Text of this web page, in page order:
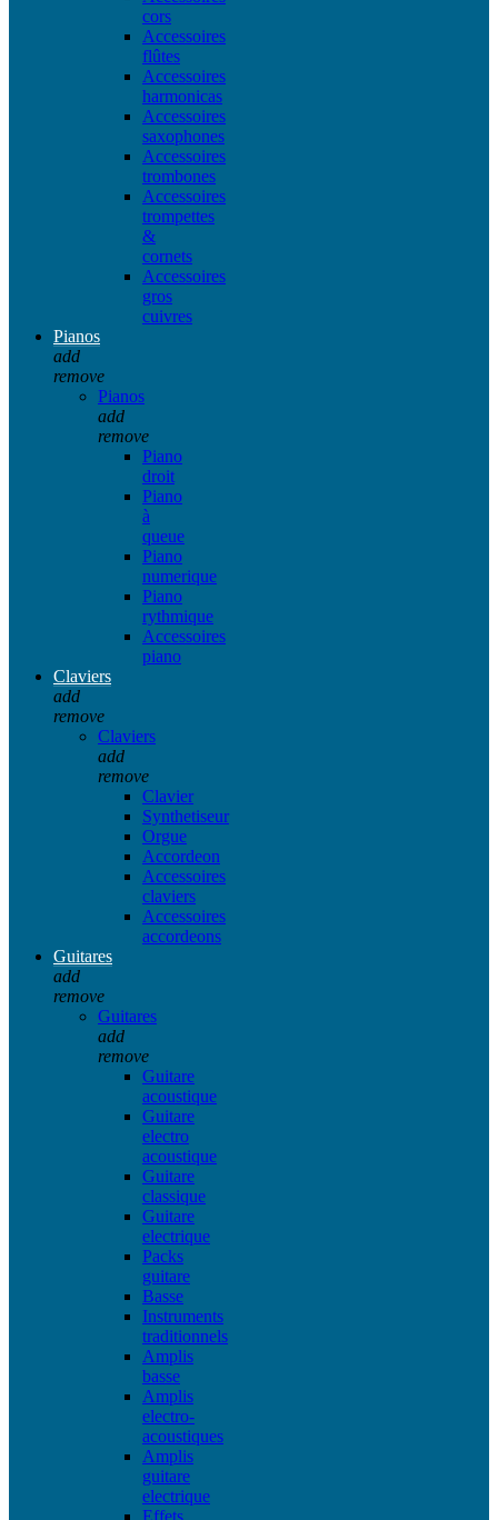
cors
Accessoires
flûtes
Accessoires
harmonicas
Accessoires
saxophones
Accessoires
trombones
Accessoires
trompettes
&
cornets
Accessoires
gros
cuivres
Pianos
add
remove
Pianos
add
remove
Piano
droit
Piano
à
queue
Piano
numerique
Piano
rythmique
Accessoires
piano
Claviers
add
remove
Claviers
add
remove
Clavier
Synthetiseur
Orgue
Accordeon
Accessoires
claviers
Accessoires
accordeons
Guitares
add
remove
Guitares
add
remove
Guitare
acoustique
Guitare
electro
acoustique
Guitare
classique
Guitare
electrique
Packs
guitare
Basse
Instruments
traditionnels
Amplis
basse
Amplis
electro-
acoustiques
Amplis
guitare
electrique
Effets